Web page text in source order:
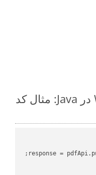
نحوه تبدیل WEB to XLTX در Java: مثال کد